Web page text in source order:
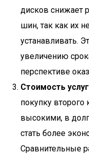
дисков снижает
шин, так как их
устанавливать.
увеличению
перспективе
Стоимость услуг
покупку
высокими, в
стать более
Сравнительные